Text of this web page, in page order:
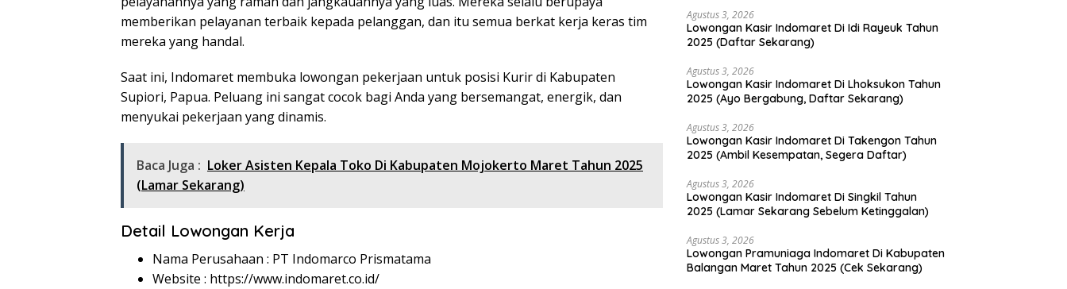
memberikan pelayanan terbaik kepada pelanggan, dan itu semua berkat kerja keras tim
mereka yang handal.
Saat ini, Indomaret membuka lowongan pekerjaan untuk posisi Kurir di Kabupaten
Supiori, Papua. Peluang ini sangat cocok bagi Anda yang bersemangat, energik, dan
menyukai pekerjaan yang dinamis.
Baca Juga : Loker Asisten Kepala Toko Di Kabupaten Mojokerto Maret Tahun 2025
(Lamar Sekarang)
Detail Lowongan Kerja
Nama Perusahaan : PT Indomarco Prismatama
Website : https://www.indomaret.co.id/
Agustus 3, 2026
Lowongan Kasir Indomaret Di Idi Rayeuk Tahun
2025 (Daftar Sekarang)
Agustus 3, 2026
Lowongan Kasir Indomaret Di Lhoksukon Tahun
2025 (Ayo Bergabung, Daftar Sekarang)
Agustus 3, 2026
Lowongan Kasir Indomaret Di Takengon Tahun
2025 (Ambil Kesempatan, Segera Daftar)
Agustus 3, 2026
Lowongan Kasir Indomaret Di Singkil Tahun
2025 (Lamar Sekarang Sebelum Ketinggalan)
Agustus 3, 2026
Lowongan Pramuniaga Indomaret Di Kabupaten
Balangan Maret Tahun 2025 (Cek Sekarang)